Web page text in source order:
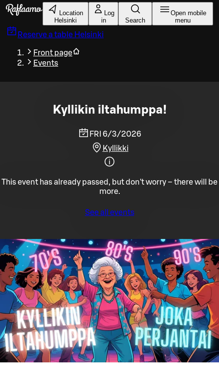
Skip to main content
Location
Helsinki
Log
in
Search
Open mobile
menu
Reserve a table Helsinki
Front page
Events
Kyllikin iltahumppa!
FRI 6/3/2026
Kyllikki
This event has already passed, but don't worry – there will be
more.
See all events